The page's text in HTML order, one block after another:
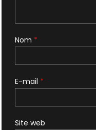
Nom *
E-mail *
Site web